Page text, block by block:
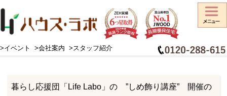
>イベント >会社案内 >スタッフ紹介
HOME > スタッフブログ > お知らせ>暮らし応援団「Life Labo」の ”しめ飾り講座” 開催のお知らせ in ファボーレ（富山市婦中町）
暮らし応援団「Life Labo」の ”しめ飾り講座” 開催の